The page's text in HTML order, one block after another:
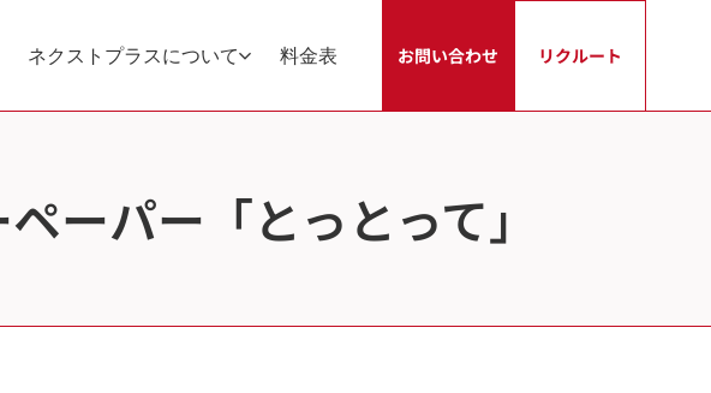
ネクストプラスについて 料金表 お問い合わせ リクルート
ーパー「とっとって」